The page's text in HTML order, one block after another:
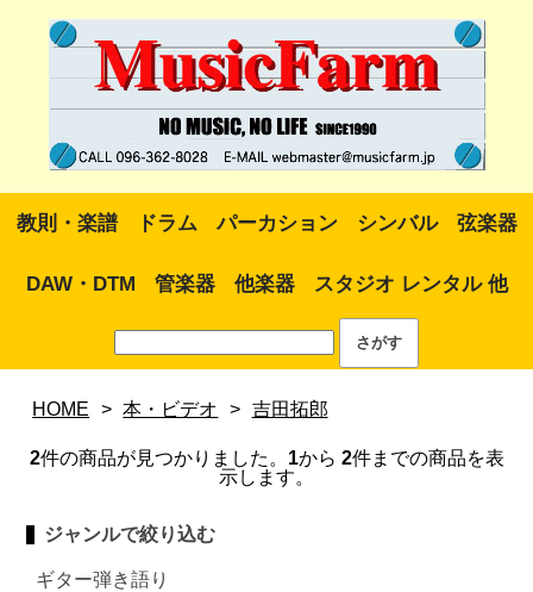
教則・楽譜 ドラム パーカション シンバル 弦楽器
DAW・DTM 管楽器 他楽器 スタジオ レンタル 他
HOME > 本・ビデオ > 吉田拓郎
2件の商品が見つかりました。 1から 2件までの商品を表
示します。
ジャンルで絞り込む
ギター弾き語り